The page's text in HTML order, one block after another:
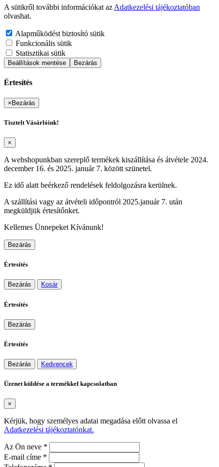
A sütikről további információkat az Adatkezelési tájékoztatóban
olvashat.
Alapműködést biztosító sütik
Funkcionális sütik
Statisztikai sütik
Beállítások mentése Bezárás
Értesítés
× Bezárás
Tisztelt Vásárlóink!
×
A webshopunkban szereplő termékek kiszállítása és átvétele 2024.
december 16. és 2025. január 7. között szünetel.
Ez idő alatt beérkező rendelések feldolgozásra kerülnek.
A szállítási vagy az átvételi időpontról 2025.január 7. után
megküldjük értesítőnket.
Kellemes Ünnepeket Kívánunk!
Bezárás
Értesítés
Bezárás Kosár
Értesítés
Bezárás
Értesítés
Bezárás Kedvencek
Üzenet küldése a termékkel kapcsolatban
×
Kérjük, hogy személyes adatai megadása előtt olvassa el
Adatkezelési tájékoztatónkat.
Az Ön neve *
E-mail címe *